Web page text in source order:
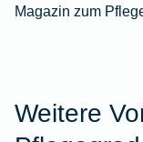
Magazin zum
Weitere